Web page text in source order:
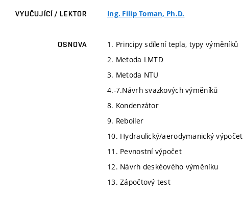
VYUČUJÍCÍ / LEKTOR Ing. Filip Toman, Ph.D.
OSNOVA
1. Principy sdílení tepla, typy výměníků
2. Metoda LMTD
3. Metoda NTU
4.-7.Návrh svazkových výměníků
8. Kondenzátor
9. Reboiler
10. Hydraulický/aerodymanický výpočet
11. Pevnostní výpočet
12. Návrh deskéového výměníku
13. Zápočtový test